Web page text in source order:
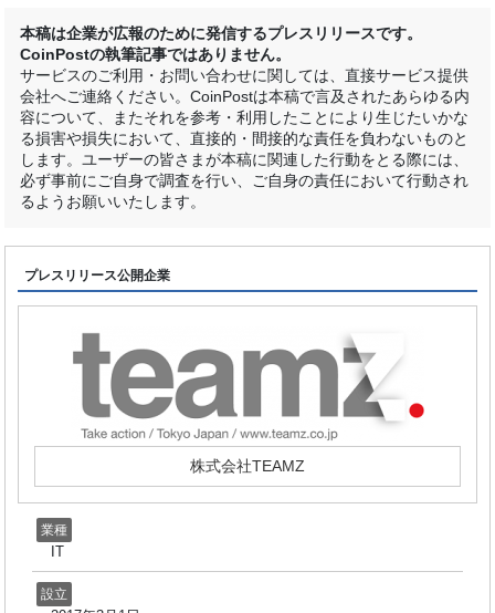
本稿は企業が広報のために発信するプレスリリースです。
CoinPostの執筆記事ではありません。
サービスのご利用・お問い合わせに関しては、直接サービス提供
会社へご連絡ください。CoinPostは本稿で言及されたあらゆる内
容について、またそれを参考・利用したことにより生じたいかな
る損害や損失において、直接的・間接的な責任を負わないものと
します。ユーザーの皆さまが本稿に関連した行動をとる際には、
必ず事前にご自身で調査を行い、ご自身の責任において行動され
るようお願いいたします。
プレスリリース公開企業
株式会社TEAMZ
業種
IT
設立